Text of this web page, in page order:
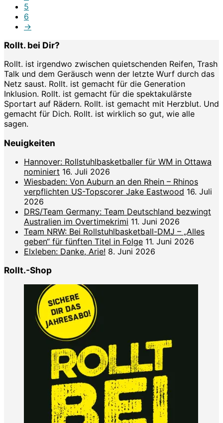
5
6
→
Rollt. bei Dir?
Rollt. ist irgendwo zwischen quietschenden Reifen, Trash
Talk und dem Geräusch wenn der letzte Wurf durch das
Netz saust. Rollt. ist gemacht für die Generation
Inklusion. Rollt. ist gemacht für die spektakulärste
Sportart auf Rädern. Rollt. ist gemacht mit Herzblut. Und
gemacht für Dich. Rollt. ist wirklich so gut, wie alle
sagen.
Neuigkeiten
Hannover: Rollstuhlbasketballer für WM in Ottawa
nominiert 16. Juli 2026
Wiesbaden: Von Auburn an den Rhein – Rhinos
verpflichten US-Topscorer Jake Eastwood 16. Juli
2026
DRS/Team Germany: Team Deutschland bezwingt
Australien im Overtimekrimi 11. Juni 2026
Team NRW: Bei Rollstuhlbasketball-DMJ – „Alles
geben“ für fünften Titel in Folge 11. Juni 2026
Elxleben: Danke, Arie! 8. Juni 2026
Rollt.-Shop